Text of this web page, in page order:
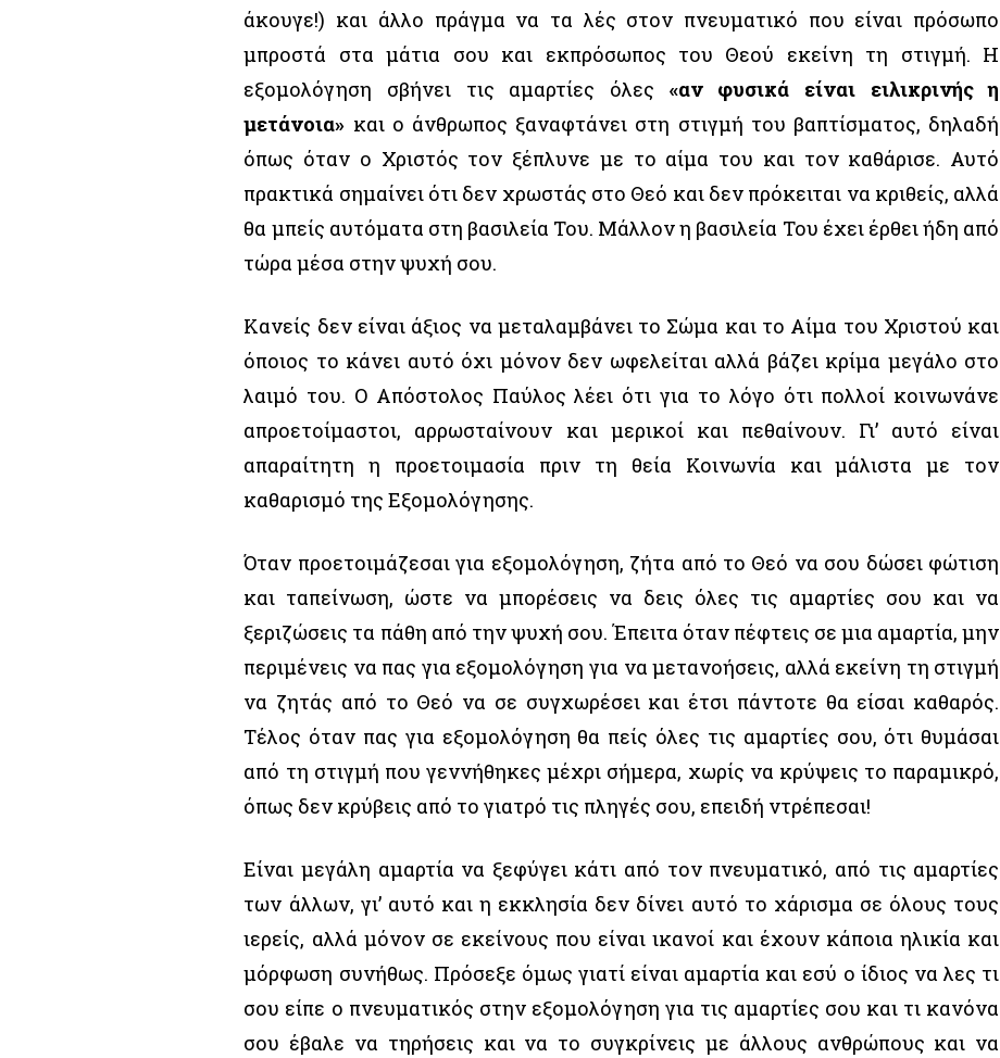
άκουγε!) και άλλο πράγμα να τα λές στον πνευματικό που είναι πρόσωπο
μπροστά στα μάτια σου και εκπρόσωπος του Θεού εκείνη τη στιγμή. Η
εξομολόγηση σβήνει τις αμαρτίες όλες «αν φυσικά είναι ειλικρινής η
μετάνοια» και ο άνθρωπος ξαναφτάνει στη στιγμή του βαπτίσματος, δηλαδή
όπως όταν ο Χριστός τον ξέπλυνε με το αίμα του και τον καθάρισε. Αυτό
πρακτικά σημαίνει ότι δεν χρωστάς στο Θεό και δεν πρόκειται να κριθείς, αλλά
θα μπείς αυτόματα στη βασιλεία Του. Μάλλον η βασιλεία Του έχει έρθει ήδη από
τώρα μέσα στην ψυχή σου.
Κανείς δεν είναι άξιος να μεταλαμβάνει το Σώμα και το Αίμα του Χριστού και
όποιος το κάνει αυτό όχι μόνον δεν ωφελείται αλλά βάζει κρίμα μεγάλο στο
λαιμό του. Ο Απόστολος Παύλος λέει ότι για το λόγο ότι πολλοί κοινωνάνε
απροετοίμαστοι, αρρωσταίνουν και μερικοί και πεθαίνουν. Γι’ αυτό είναι
απαραίτητη η προετοιμασία πριν τη θεία Κοινωνία και μάλιστα με τον
καθαρισμό της Εξομολόγησης.
Όταν προετοιμάζεσαι για εξομολόγηση, ζήτα από το Θεό να σου δώσει φώτιση
και ταπείνωση, ώστε να μπορέσεις να δεις όλες τις αμαρτίες σου και να
ξεριζώσεις τα πάθη από την ψυχή σου. Έπειτα όταν πέφτεις σε μια αμαρτία, μην
περιμένεις να πας για εξομολόγηση για να μετανοήσεις, αλλά εκείνη τη στιγμή
να ζητάς από το Θεό να σε συγχωρέσει και έτσι πάντοτε θα είσαι καθαρός.
Τέλος όταν πας για εξομολόγηση θα πείς όλες τις αμαρτίες σου, ότι θυμάσαι
από τη στιγμή που γεννήθηκες μέχρι σήμερα, χωρίς να κρύψεις το παραμικρό,
όπως δεν κρύβεις από το γιατρό τις πληγές σου, επειδή ντρέπεσαι!
Είναι μεγάλη αμαρτία να ξεφύγει κάτι από τον πνευματικό, από τις αμαρτίες
των άλλων, γι’ αυτό και η εκκλησία δεν δίνει αυτό το χάρισμα σε όλους τους
ιερείς, αλλά μόνον σε εκείνους που είναι ικανοί και έχουν κάποια ηλικία και
μόρφωση συνήθως. Πρόσεξε όμως γιατί είναι αμαρτία και εσύ ο ίδιος να λες τι
σου είπε ο πνευματικός στην εξομολόγηση για τις αμαρτίες σου και τι κανόνα
σου έβαλε να τηρήσεις και να το συγκρίνεις με άλλους ανθρώπους και να